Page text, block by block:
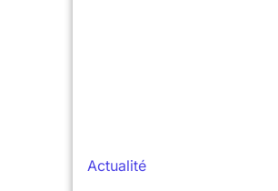
Actualité